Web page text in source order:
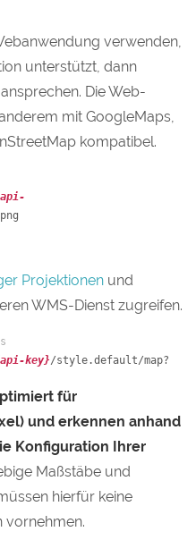
verwenden,
unterstützt, dann
Die Web-
mit GoogleMaps,
kompatibel.
Projektionen und
WMS-Dienst zugreifen.
key}/style.default/map?
für
und erkennen anhand
Konfiguration Ihrer
Maßstäbe und
hierfür keine
vornehmen.